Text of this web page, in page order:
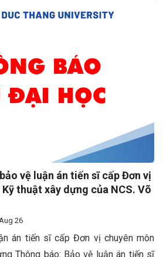
vệ luận án tiến sĩ cấp Đơn vị
thuật xây dựng của NCS. Võ
26
án tiến sĩ cấp Đơn vị chuyên môn
Thông báo: Bảo vệ luận án tiến sĩ